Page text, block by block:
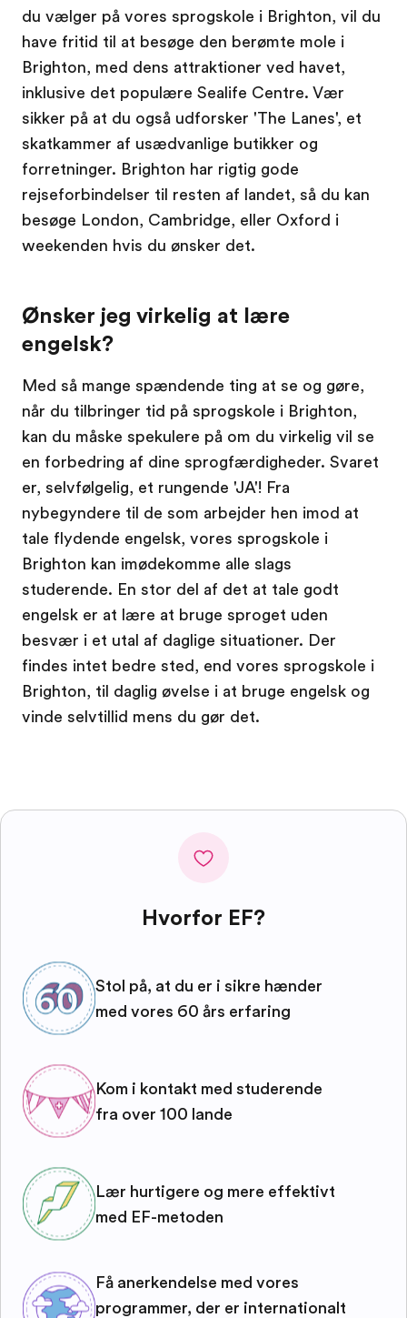
du vælger på vores sprogskole i Brighton, vil du
have fritid til at besøge den berømte mole i
Brighton, med dens attraktioner ved havet,
inklusive det populære Sealife Centre. Vær
sikker på at du også udforsker 'The Lanes', et
skatkammer af usædvanlige butikker og
forretninger. Brighton har rigtig gode
rejseforbindelser til resten af landet, så du kan
besøge London, Cambridge, eller Oxford i
weekenden hvis du ønsker det.
Ønsker jeg virkelig at lære
engelsk?
Med så mange spændende ting at se og gøre,
når du tilbringer tid på sprogskole i Brighton,
kan du måske spekulere på om du virkelig vil se
en forbedring af dine sprogfærdigheder. Svaret
er, selvfølgelig, et rungende 'JA'! Fra
nybegyndere til de som arbejder hen imod at
tale flydende engelsk, vores sprogskole i
Brighton kan imødekomme alle slags
studerende. En stor del af det at tale godt
engelsk er at lære at bruge sproget uden
besvær i et utal af daglige situationer. Der
findes intet bedre sted, end vores sprogskole i
Brighton, til daglig øvelse i at bruge engelsk og
vinde selvtillid mens du gør det.
Hvorfor EF?
Stol på, at du er i sikre hænder
med vores 60 års erfaring
Kom i kontakt med studerende
fra over 100 lande
Lær hurtigere og mere effektivt
med EF-metoden
Få anerkendelse med vores
programmer, der er internationalt